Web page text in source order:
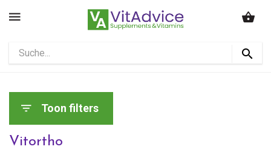
Toon filters
Vitortho